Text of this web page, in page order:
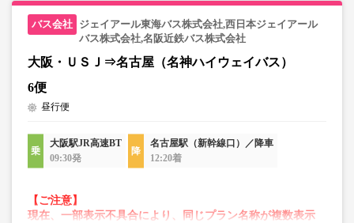
・一部取り扱いのない停留所がある場合がございます。
ジェイアール東海バス株式会社,西日本ジェイアール
バス株式会社,名阪近鉄バス株式会社
大阪・ＵＳＪ⇒名古屋（名神ハイウェイバス）
6便
昼行便
大阪駅JR高速BT
09:30発
名古屋駅（新幹線口）／降車
12:20着
【ご注意】
現在、一部表示不具合により、同じプラン名称が複数表示